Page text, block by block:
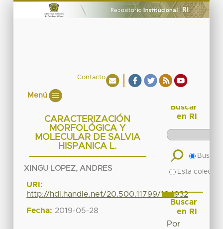
Contacto
Menú
CARACTERIZACIÓN
MORFOLÓGICA Y
MOLECULAR DE SALVIA
HISPANICA L.
XINGU LOPEZ, ANDRES
URI:
http://hdl.handle.net/20.500.11799/104932
Fecha: 2019-05-28
Buscar
en RI
Buscar
Esta
Buscar
en RI
Por